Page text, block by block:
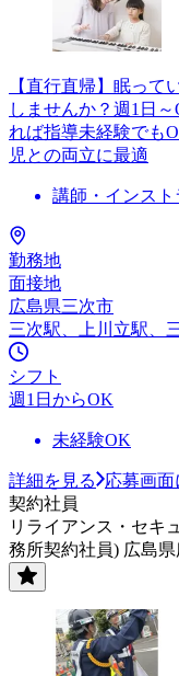
【直行直帰】眠って
しませんか？週1日
れば指導未経験でも
児との両立に最適
講師・インスト
勤務地
面接地
広島県三次市
三次駅、上川立駅、
シフト
週1日からOK
未経験OK
詳細を見る
応募画面
契約社員
リライアンス・セキ
務所契約社員) 広島